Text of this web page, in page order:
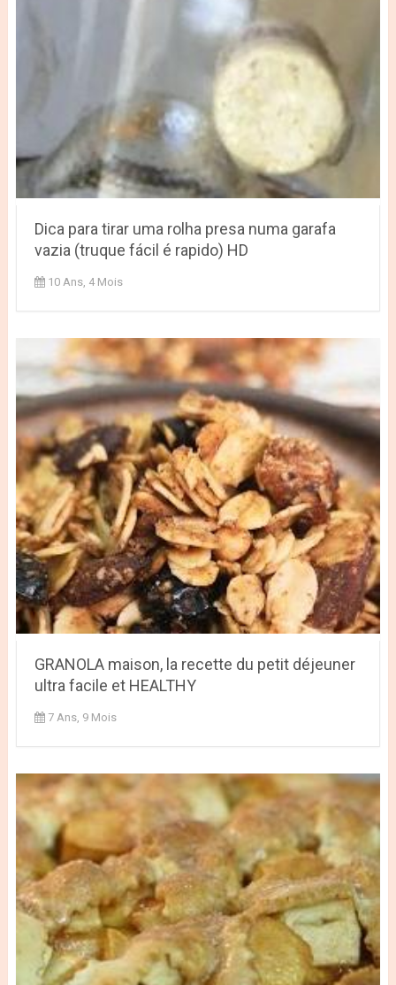
Dica para tirar uma rolha presa numa garafa
vazia (truque fácil é rapido) HD
10 Ans, 4 Mois
GRANOLA maison, la recette du petit déjeuner
ultra facile et HEALTHY
7 Ans, 9 Mois